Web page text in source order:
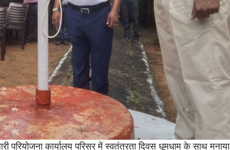
परियोजना कार्यालय परिसर में स्वतंत्रता दिवस धूमधाम के साथ मनाया